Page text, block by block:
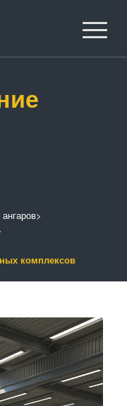
>
комплексов